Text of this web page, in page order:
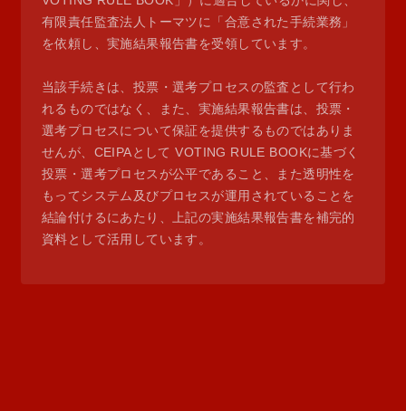
有限責任監査法人トーマツに「合意された手続業務」
を依頼し、実施結果報告書を受領しています。
当該手続きは、投票・選考プロセスの監査として行わ
れるものではなく、また、実施結果報告書は、投票・
選考プロセスについて保証を提供するものではありま
せんが、CEIPAとして VOTING RULE BOOKに基づく
投票・選考プロセスが公平であること、また透明性を
もってシステム及びプロセスが運用されていることを
結論付けるにあたり、上記の実施結果報告書を補完的
資料として活用しています。